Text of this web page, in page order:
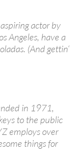
actor by
Angeles, have a
(And gettin‘
in 1971,
to the public
employs over
things for